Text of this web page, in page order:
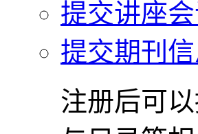
提交讲座
提交期刊
注册后可